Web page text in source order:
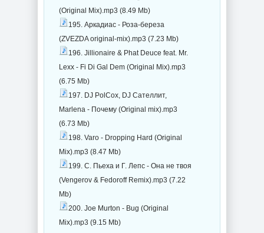
(Original Mix).mp3 (8.49 Mb)
195. Аркадиас - Роза-береза
(ZVEZDA original-mix).mp3 (7.23 Mb)
196. Jillionaire & Phat Deuce feat. Mr.
Lexx - Fi Di Gal Dem (Original Mix).mp3
(6.75 Mb)
197. DJ PolCox, DJ Сателлит,
Marlena - Почему (Original mix).mp3
(6.73 Mb)
198. Varo - Dropping Hard (Original
Mix).mp3 (8.47 Mb)
199. С. Пьеха и Г. Лепс - Она не твоя
(Vengerov & Fedoroff Remix).mp3 (7.22
Mb)
200. Joe Murton - Bug (Original
Mix).mp3 (9.15 Mb)